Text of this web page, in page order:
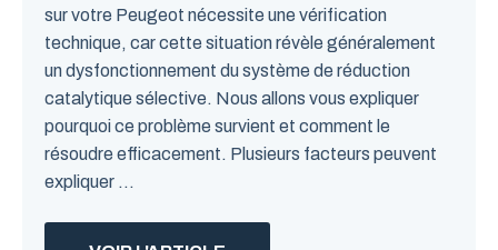
sur votre Peugeot nécessite une vérification
technique, car cette situation révèle généralement
un dysfonctionnement du système de réduction
catalytique sélective. Nous allons vous expliquer
pourquoi ce problème survient et comment le
résoudre efficacement. Plusieurs facteurs peuvent
expliquer ...